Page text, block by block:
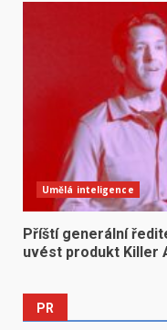
Umělá inteligence
Příští generální
uvést produkt Killer
PR